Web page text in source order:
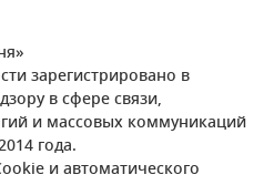
зарегистрировано в
в сфере связи,
и массовых коммуникаций
года.
и автоматического